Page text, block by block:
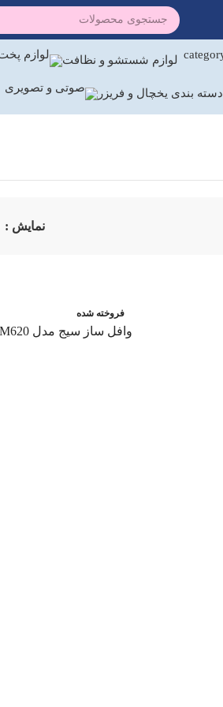
لوازم شستشو و نظافت
دسته بندی یخچال و فریزر
نمایش
فروخته شده
وافل ساز سیج مدل BWM620